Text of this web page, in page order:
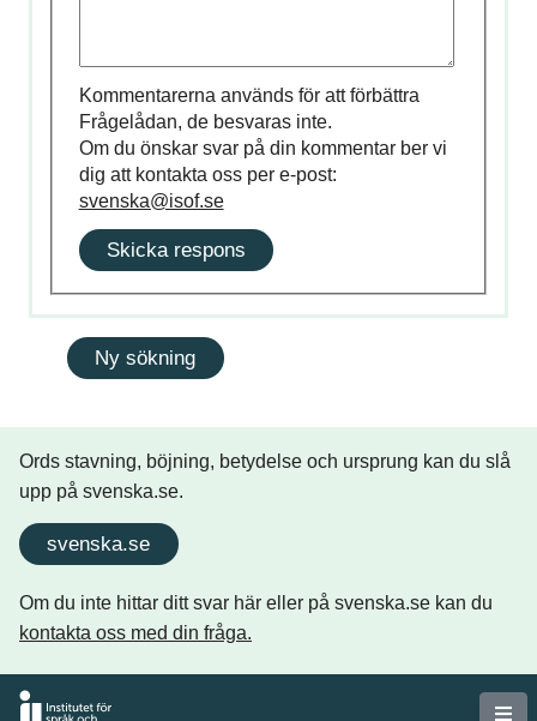
Kommentarerna används för att förbättra
Frågelådan, de besvaras inte.
Om du önskar svar på din kommentar ber vi
dig att kontakta oss per e-post:
svenska@isof.se
Skicka respons
Ords stavning, böjning, betydelse och ursprung kan du slå
upp på svenska.se.
svenska.se
Om du inte hittar ditt svar här eller på svenska.se kan du
kontakta oss med din fråga.